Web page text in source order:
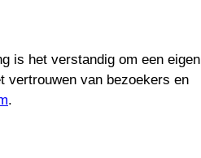
is het verstandig om een eigen
vertrouwen van bezoekers en
.